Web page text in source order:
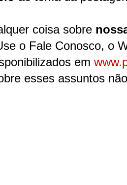
coisa sobre
o Fale Conosco, o
em
esses assuntos